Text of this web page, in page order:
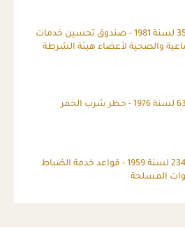
القانون رقم 35 لسنة 1981 - صندوق تحسين خدمات
والصحية لأعضاء هيئة الشرطة
القانون رقم 234 لسنة 1959 - قواعد خدمة الضباط
المسلحة